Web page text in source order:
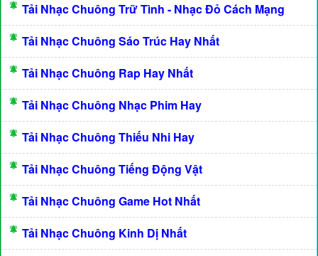
Tải Nhạc Chuông Trữ Tình - Nhạc Đỏ Cách Mạng
Tải Nhạc Chuông Sáo Trúc Hay Nhất
Tải Nhạc Chuông Rap Hay Nhất
Tải Nhạc Chuông Nhạc Phim Hay
Tải Nhạc Chuông Thiếu Nhi Hay
Tải Nhạc Chuông Tiếng Động Vật
Tải Nhạc Chuông Game Hot Nhất
Tải Nhạc Chuông Kinh Dị Nhất